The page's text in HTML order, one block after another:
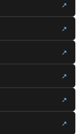
↗
↗
↗
↗
↗
↗